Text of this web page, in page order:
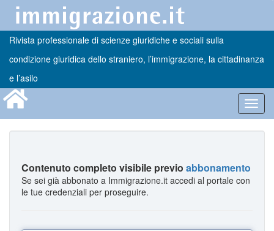
Rivista professionale di scienze giuridiche e sociali sulla
condizione giuridica dello straniero, l’immigrazione, la cittadinanza
e l’asilo
Contenuto completo visibile previo abbonamento
Se sei già abbonato a Immigrazione.it accedi al portale con
le tue credenziali per proseguire.